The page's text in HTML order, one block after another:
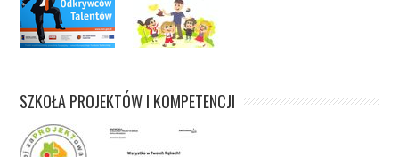
SZKOŁA PROJEKTÓW I KOMPETENCJI